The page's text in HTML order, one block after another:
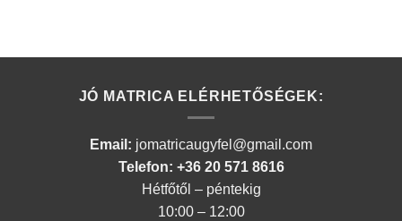
JÓ MATRICA ELÉRHETŐSÉGEK:
Email: jomatricaugyfel@gmail.com
Telefon: +36 20 571 8616
Hétfőtől – péntekig
10:00 – 12:00